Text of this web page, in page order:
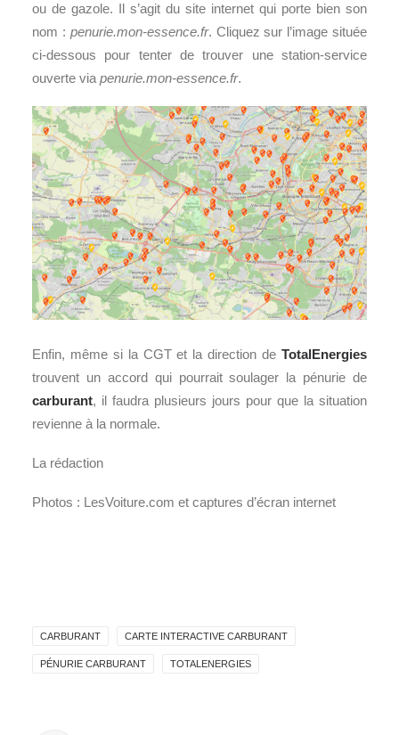
ou de gazole. Il s’agit du site internet qui porte bien son
nom : penurie.mon-essence.fr. Cliquez sur l’image située
ci-dessous pour tenter de trouver une station-service
ouverte via penurie.mon-essence.fr.
Enfin, même si la CGT et la direction de TotalEnergies
trouvent un accord qui pourrait soulager la pénurie de
carburant, il faudra plusieurs jours pour que la situation
revienne à la normale.
La rédaction
Photos : LesVoiture.com et captures d’écran internet
CARBURANT CARTE INTERACTIVE CARBURANT
PÉNURIE CARBURANT TOTALENERGIES